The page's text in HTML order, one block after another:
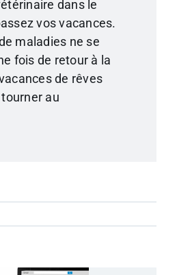
dans le
vos vacances.
maladies ne se
fois de retour à la
de rêves
au